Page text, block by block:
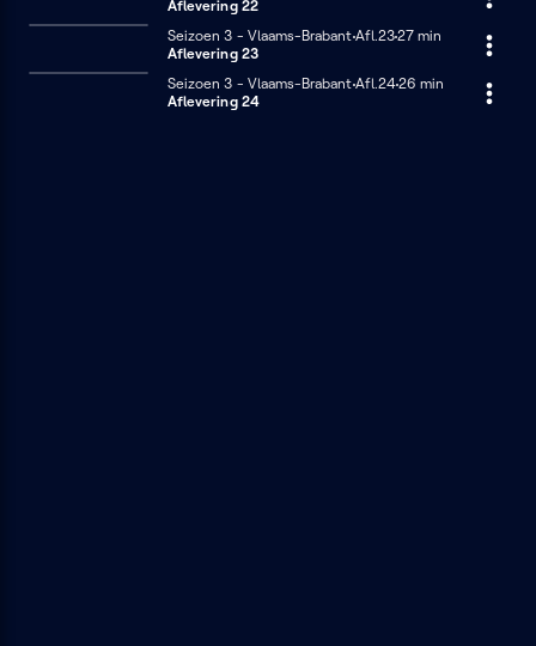
Aflevering 22
Seizoen 3 - Vlaams-BrabantAfl.2327 minuten
27 min
Aflevering 23
Seizoen 3 - Vlaams-BrabantAfl.2426 minuten
26 min
Aflevering 24